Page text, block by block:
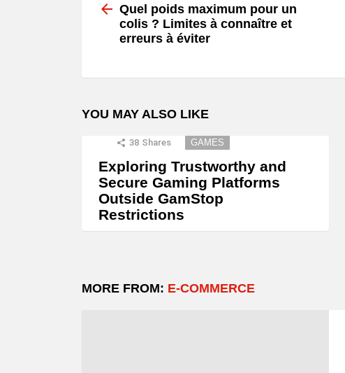
moreQuel poids maximum pour un
colis ? Limites à connaître et
erreurs à éviter
YOU MAY ALSO LIKE
38 Shares GAMES
Exploring Trustworthy and
Secure Gaming Platforms
Outside GamStop
Restrictions
MORE FROM: E-COMMERCE